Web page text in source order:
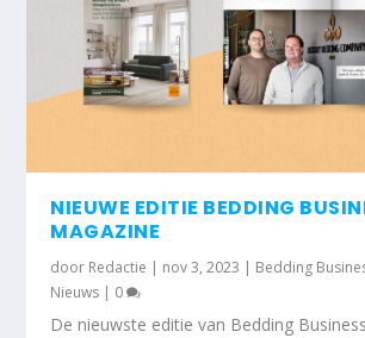
NIEUWE EDITIE BEDDING
MAGAZINE
door Redactie | nov 3, 2023 | Bedding
Nieuws | 0
De nieuwste editie van Bedding